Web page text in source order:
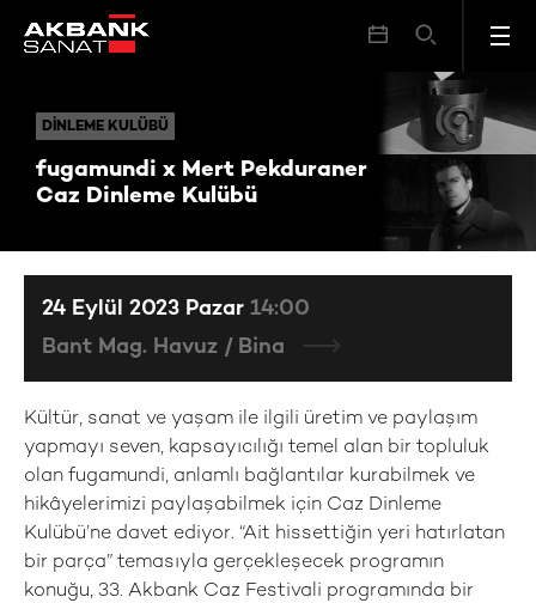
DINLEME KULÜBÜ
fugamundi x Mert Pekduraner
Caz Dinleme Kulübü
DINLEME KULÜBÜ fugamundi x Mert Pekduraner Caz Dinleme Kulübü
Kültür, sanat ve yaşam ile ilgili üretim ve paylaşım
yapmayı seven, kapsayıcılığı temel alan bir topluluk
olan fugamundi, anlamlı bağlantılar kurabilmek ve
hikâyelerimizi paylaşabilmek için Caz Dinleme
Kulübü’ne davet ediyor. “Ait hissettiğin yeri hatırlatan
bir parça” temasıyla gerçekleşecek programın
konuğu, 33. Akbank Caz Festivali programında bir
24 Eylül 2023 Pazar 14:00
Bant Mag. Havuz / Bina